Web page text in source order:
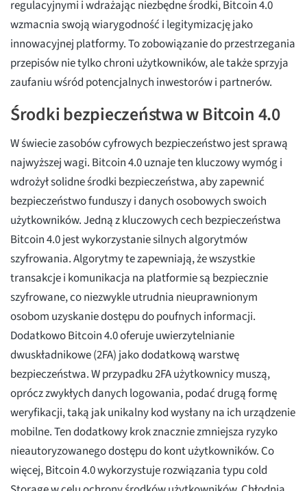
regulacyjnymi i wdrażając niezbędne środki, Bitcoin 4.0
wzmacnia swoją wiarygodność i legitymizację jako
innowacyjnej platformy. To zobowiązanie do przestrzegania
przepisów nie tylko chroni użytkowników, ale także sprzyja
zaufaniu wśród potencjalnych inwestorów i partnerów.
Środki bezpieczeństwa w Bitcoin 4.0
W świecie zasobów cyfrowych bezpieczeństwo jest sprawą
najwyższej wagi. Bitcoin 4.0 uznaje ten kluczowy wymóg i
wdrożył solidne środki bezpieczeństwa, aby zapewnić
bezpieczeństwo funduszy i danych osobowych swoich
użytkowników. Jedną z kluczowych cech bezpieczeństwa
Bitcoin 4.0 jest wykorzystanie silnych algorytmów
szyfrowania. Algorytmy te zapewniają, że wszystkie
transakcje i komunikacja na platformie są bezpiecznie
szyfrowane, co niezwykle utrudnia nieuprawnionym
osobom uzyskanie dostępu do poufnych informacji.
Dodatkowo Bitcoin 4.0 oferuje uwierzytelnianie
dwuskładnikowe (2FA) jako dodatkową warstwę
bezpieczeństwa. W przypadku 2FA użytkownicy muszą,
oprócz zwykłych danych logowania, podać drugą formę
weryfikacji, taką jak unikalny kod wysłany na ich urządzenie
mobilne. Ten dodatkowy krok znacznie zmniejsza ryzyko
nieautoryzowanego dostępu do kont użytkowników. Co
więcej, Bitcoin 4.0 wykorzystuje rozwiązania typu cold